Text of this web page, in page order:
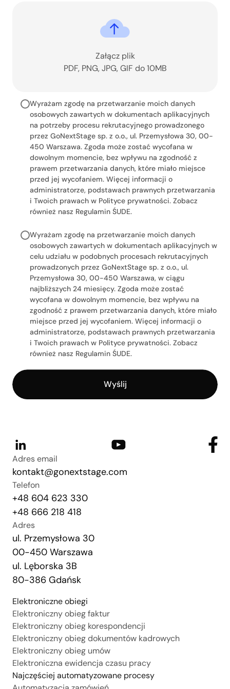
Załącz plik
PDF, PNG, JPG, GIF do 10MB
Wyrażam zgodę na przetwarzanie moich danych
osobowych zawartych w dokumentach aplikacyjnych
na potrzeby procesu rekrutacyjnego prowadzonego
przez GoNextStage sp. z o.o., ul. Przemysłowa 30, 00-
450 Warszawa. Zgoda może zostać wycofana w
dowolnym momencie, bez wpływu na zgodność z
prawem przetwarzania danych, które miało miejsce
przed jej wycofaniem. Więcej informacji o
administratorze, podstawach prawnych przetwarzania
i Twoich prawach w Polityce prywatności. Zobacz
również nasz Regulamin ŚUDE.
Wyrażam zgodę na przetwarzanie moich danych
osobowych zawartych w dokumentach aplikacyjnych w
celu udziału w podobnych procesach rekrutacyjnych
prowadzonych przez GoNextStage sp. z o.o., ul.
Przemysłowa 30, 00-450 Warszawa, w ciągu
najbliższych 24 miesięcy. Zgoda może zostać
wycofana w dowolnym momencie, bez wpływu na
zgodność z prawem przetwarzania danych, które miało
miejsce przed jej wycofaniem. Więcej informacji o
administratorze, podstawach prawnych przetwarzania
i Twoich prawach w Polityce prywatności. Zobacz
również nasz Regulamin ŚUDE.
Adres email
kontakt@gonextstage.com
Telefon
+48 604 623 330
+48 666 218 418
Adres
ul. Przemysłowa 30
00-450 Warszawa
ul. Lęborska 3B
80-386 Gdańsk
Elektroniczne obiegi
Elektroniczny obieg faktur
Elektroniczny obieg korespondencji
Elektroniczny obieg dokumentów kadrowych
Elektroniczny obieg umów
Elektroniczna ewidencja czasu pracy
Najczęściej automatyzowane procesy